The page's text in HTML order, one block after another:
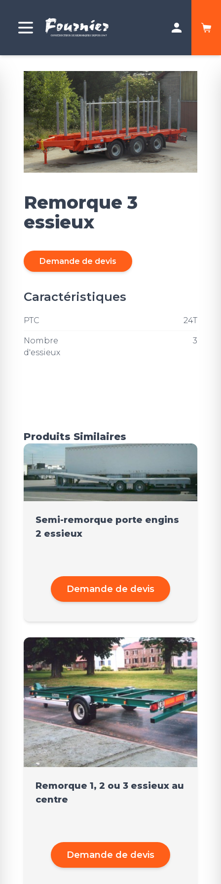
Remorque 3
essieux
Demande de devis
Caractéristiques
PTC 24T
Nombre
d'essieux
3
Produits Similaires
Semi-remorque porte engins
2 essieux
Demande de devis
Remorque 1, 2 ou 3 essieux au
centre
Demande de devis